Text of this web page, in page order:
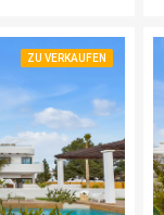
ZU VERKAUFEN